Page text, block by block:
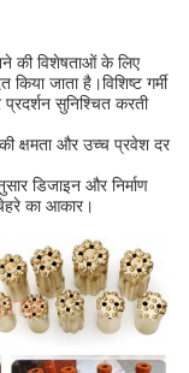
की विशेषताओं के लिए
जाता है।विशिष्ट गर्मी
सुनिश्चित करती
क्षमता और उच्च प्रवेश दर
डिजाइन और निर्माण
का आकार।